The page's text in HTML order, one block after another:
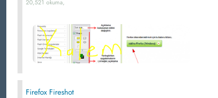
20,521 okuma,
Firefox Fireshot